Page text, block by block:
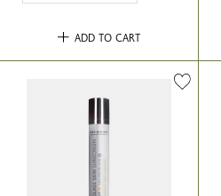
ADD TO CART